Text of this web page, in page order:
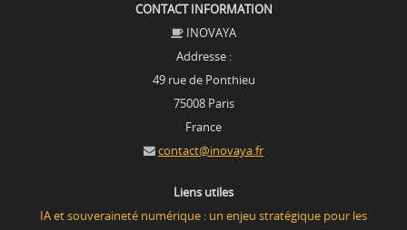
CONTACT INFORMATION
INOVAYA
Addresse :
49 rue de Ponthieu
75008 Paris
France
contact@inovaya.fr
Liens utiles
IA et souveraineté numérique : un enjeu stratégique pour les